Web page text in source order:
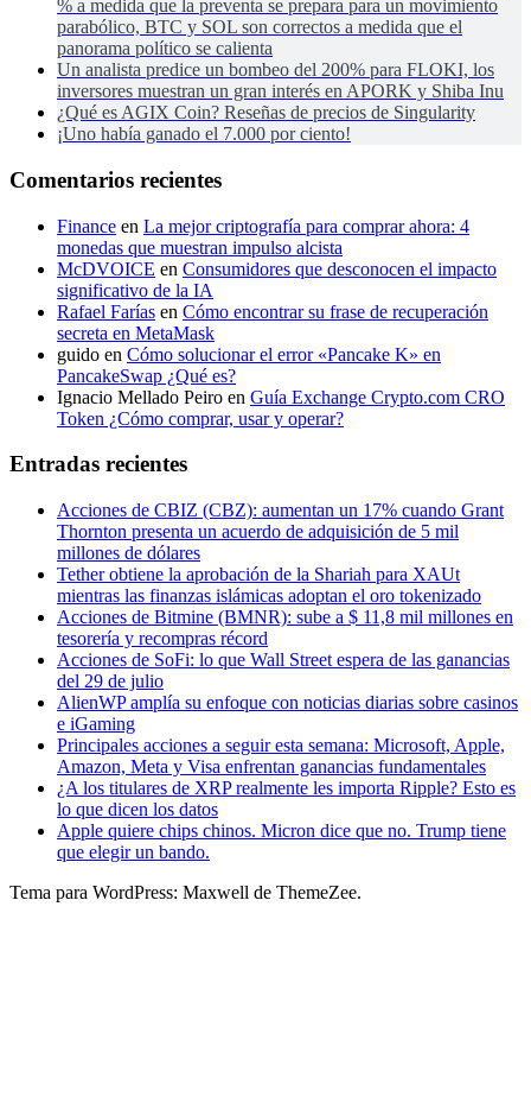
% a medida que la preventa se prepara para un movimiento
parabólico, BTC y SOL son correctos a medida que el
panorama político se calienta
Un analista predice un bombeo del 200% para FLOKI, los
inversores muestran un gran interés en APORK y Shiba Inu
¿Qué es AGIX Coin? Reseñas de precios de Singularity
¡Uno había ganado el 7.000 por ciento!
Comentarios recientes
Finance en La mejor criptografía para comprar ahora: 4
monedas que muestran impulso alcista
McDVOICE en Consumidores que desconocen el impacto
significativo de la IA
Rafael Farías en Cómo encontrar su frase de recuperación
secreta en MetaMask
guido en Cómo solucionar el error «Pancake K» en
PancakeSwap ¿Qué es?
Ignacio Mellado Peiro en Guía Exchange Crypto.com CRO
Token ¿Cómo comprar, usar y operar?
Entradas recientes
Acciones de CBIZ (CBZ): aumentan un 17% cuando Grant
Thornton presenta un acuerdo de adquisición de 5 mil
millones de dólares
Tether obtiene la aprobación de la Shariah para XAUt
mientras las finanzas islámicas adoptan el oro tokenizado
Acciones de Bitmine (BMNR): sube a $ 11,8 mil millones en
tesorería y recompras récord
Acciones de SoFi: lo que Wall Street espera de las ganancias
del 29 de julio
AlienWP amplía su enfoque con noticias diarias sobre casinos
e iGaming
Principales acciones a seguir esta semana: Microsoft, Apple,
Amazon, Meta y Visa enfrentan ganancias fundamentales
¿A los titulares de XRP realmente les importa Ripple? Esto es
lo que dicen los datos
Apple quiere chips chinos. Micron dice que no. Trump tiene
que elegir un bando.
Tema para WordPress: Maxwell de ThemeZee.